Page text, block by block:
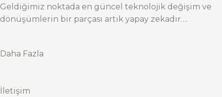
Geldiğimiz noktada en güncel teknolojik değişim ve
dönüşümlerin bir parçası artık yapay zekadır….
Daha Fazla
İletişim